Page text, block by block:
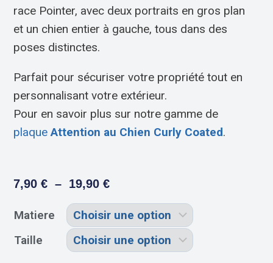
race Pointer, avec deux portraits en gros plan
et un chien entier à gauche, tous dans des
poses distinctes.
Parfait pour sécuriser votre propriété tout en
personnalisant votre extérieur.
Pour en savoir plus sur notre gamme de
plaqueAttention au Chien Curly Coated.
7,90€ – 19,90€
Matiere
Taille